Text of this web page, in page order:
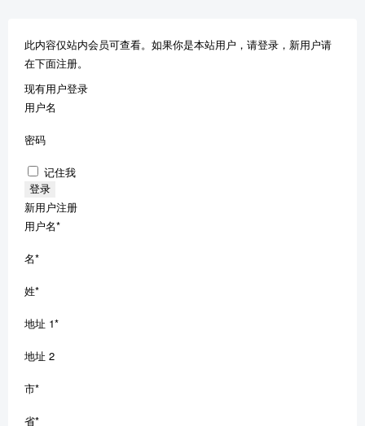
此内容仅站内会员可查看。如果你是本站用户，请登录，新用户请
在下面注册。
现有用户登录
用户名
密码
记住我
新用户注册
用户名*
名*
姓*
地址 1*
地址 2
市*
省*